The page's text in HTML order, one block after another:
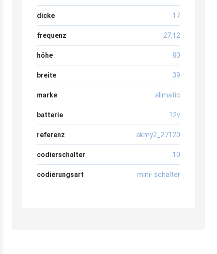
dicke 17
frequenz 27,12
höhe 80
breite 39
marke allmatic
batterie 12v
referenz akmy2_27120
codierschalter 10
codierungsart mini- schalter